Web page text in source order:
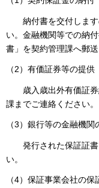
納付書を交付します
い。金融機関等での納
書」を契約管理課へ郵
（2）有価証券等の提供
歳入歳出外有価証券
課までご連絡ください。
（3）銀行等の金融機関
発行された保証証書
い。
（4）保証事業会社の保